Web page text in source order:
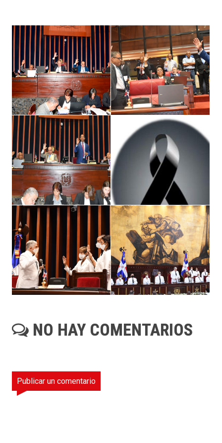
NO HAY COMENTARIOS
Publicar un comentario